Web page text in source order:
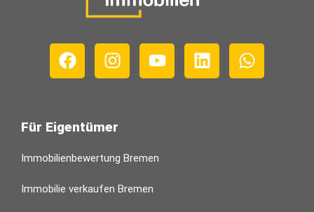
Für Eigentümer
Immobilienbewertung Bremen
Immobilie verkaufen Bremen